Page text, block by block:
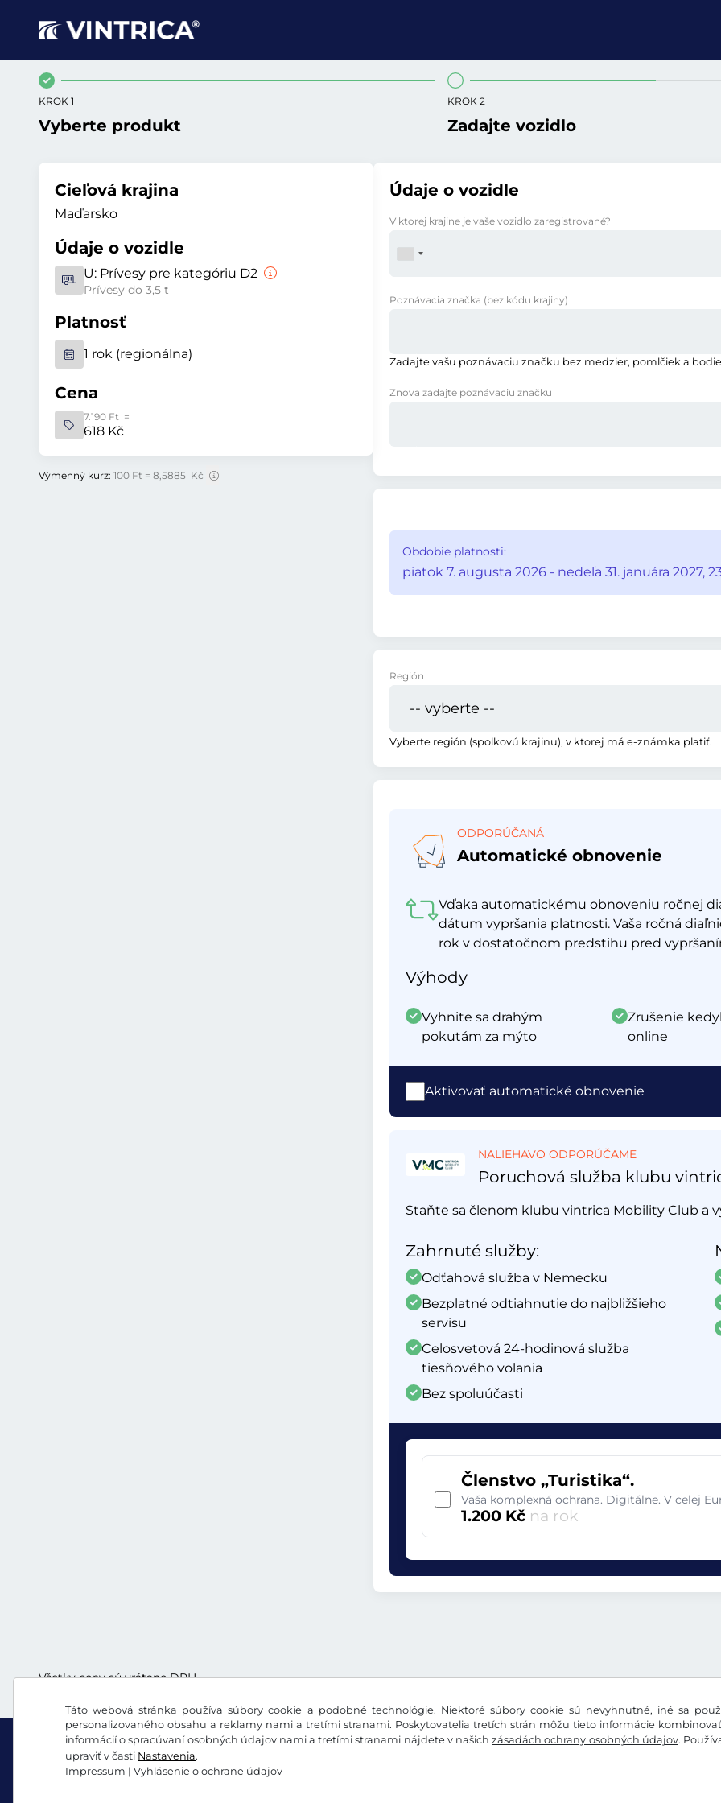
Táto webová stránka používa súbory cookie a podobné technológie. Niektoré súbory cookie sú nevyhnutné, iné sa
personalizovaného obsahu a reklamy nami a tretími stranami. Poskytovatelia tretích strán môžu tieto informácie
informácií o spracúvaní osobných údajov nami a tretími stranami nájdete v našichzásadách ochrany osobných údajov.
upraviť v časti Nastavenia.
Impressum | Vyhlásenie o ochrane údajov
KROK 1
Vyberte produkt
KROK 2
Zadajte vozidlo
Cieľová krajina
Maďarsko
Údaje o vozidle
U: Prívesy pre kategóriu D2
Prívesy do 3,5 t
Platnosť
1 rok (regionálna)
Cena
7.190 Ft =
618 Kč
Výmenný kurz: 100 Ft = 8,5885 Kč
Údaje o vozidle
V ktorej krajine je vaše vozidlo zaregistrované?
Poznávacia značka (bez kódu krajiny)
Zadajte vašu poznávaciu značku bez medzier, pomlčiek a
Znova zadajte poznávaciu značku
Obdobie platnosti:
piatok 7. augusta 2026 - nedeľa 31. januára 2027,
Región
Vyberte región (spolkovú krajinu), v ktorej má e-známka platiť.
ODPORÚČANÁ
Automatické obnovenie
Vďaka automatickému obnoveniu ročnej
dátum vypršania platnosti. Vaša ročná
rok v dostatočnom predstihu pred
Výhody
Vyhnite sa drahým
pokutám za mýto
Zrušenie
online
Aktivovať automatické obnovenie
NALIEHAVO ODPORÚČAME
Poruchová služba klubu
Staňte sa členom klubu vintrica Mobility Club a
Zahrnuté služby:
Odťahová služba v Nemecku
Bezplatné odtiahnutie do najbližšieho
servisu
Celosvetová 24-hodinová služba
tiesňového volania
Bez spoluúčasti
Členstvo „Turistika“.
Vaša komplexná ochrana. Digitálne. V celej
1.200 Kč na rok
Všetky ceny sú vrátane DPH.